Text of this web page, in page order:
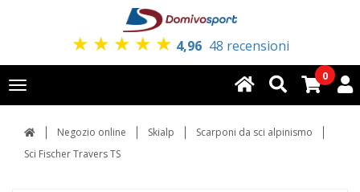
★ ★ ★ ★ ★ 4,96 48 recensioni
Toggle
navigation
0
Negozio online Skialp
Scarponi da sci alpinismo
Sci Fischer Travers TS